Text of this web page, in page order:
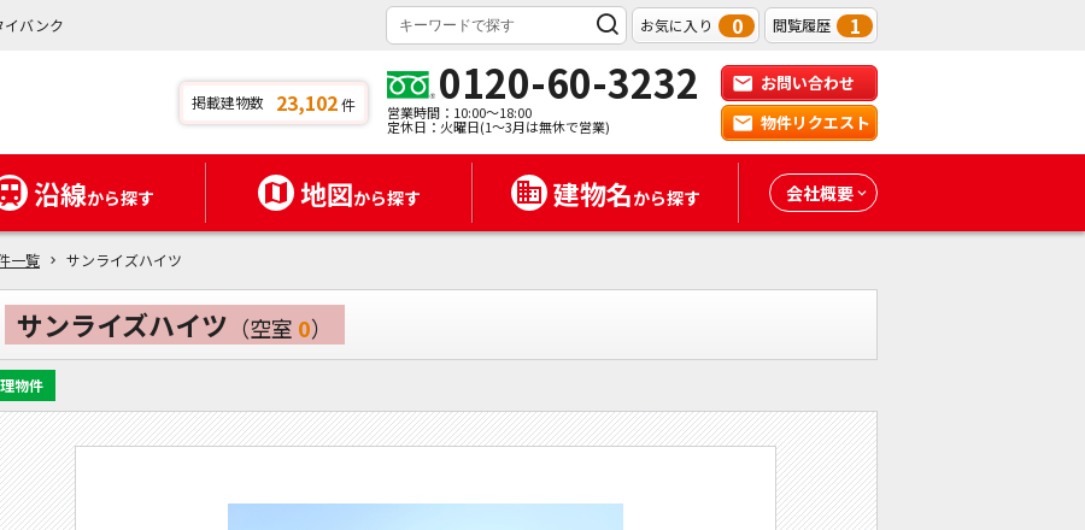
イバンク お気に入り 0 閲覧履歴 1
掲載建物数 23,102件 0120-60-3232
営業時間：10:00～18:00
定休日：火曜日(1～3月は無休で営業)
お問い合わせ
物件リクエスト
沿線から探す 地図から探す 建物名から探す 会社概要
一覧 サンライズハイツ
サンライズハイツ （空室 0）
物件